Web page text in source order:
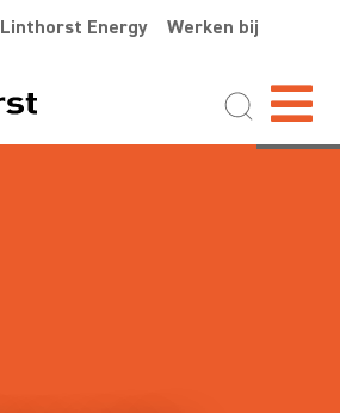
Linthorst Energy Werken bij